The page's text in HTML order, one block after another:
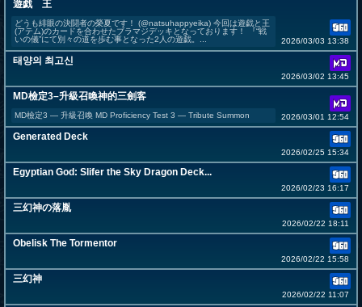
遊戯 王
どうも緋眼の決闘者の榮夏です！ (@natsuhappyeika) 今回は遊戯と王
(アテム)のカードを合わせたブラマジデッキとなっております！ 『“戦
いの儀”にて別々の道を歩む事となった2人の遊戯。...
2026/03/03 13:38
태양의 최고신
2026/03/02 13:45
MD檢定3–升級召喚神的三劍客
MD檢定3 — 升級召喚 MD Proficiency Test 3 — Tribute Summon 2026/03/01 12:54
Generated Deck
2026/02/25 15:34
Egyptian God: Slifer the Sky Dragon Deck...
2026/02/23 16:17
三幻神の落胤
2026/02/22 18:11
Obelisk The Tormentor
2026/02/22 15:58
三幻神
2026/02/22 11:07